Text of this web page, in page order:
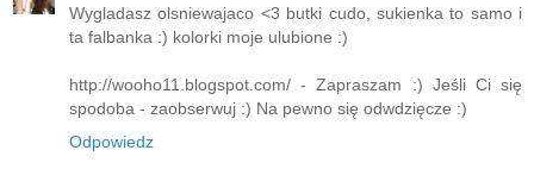
Wygladasz olsniewajaco <3 butki cudo, sukienka to samo i
ta falbanka :) kolorki moje ulubione :)
http://wooho11.blogspot.com/ - Zapraszam :) Jeśli Ci się
spodoba - zaobserwuj :) Na pewno się odwdzięcze :)
Odpowiedz